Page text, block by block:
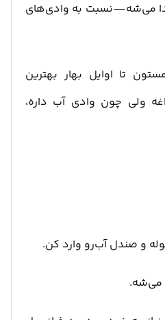
می‌شه—نسبت به وادی‌های
تا اوایل بهار بهترین
ولی چون وادی آب داره،
و صندل آب‌رو وارد کن.
می‌شه.